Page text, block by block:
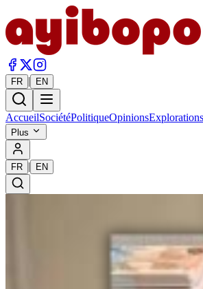
FR | EN
AccueilSociétéPolitiqueOpinionsExplorations
Plus
FR | EN